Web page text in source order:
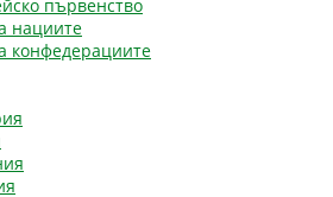
първенство
нациите
конфедерациите